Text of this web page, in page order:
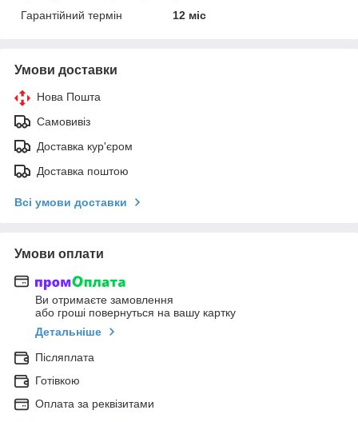
Гарантійний термін
12 міс
Умови доставки
Нова Пошта
Самовивіз
Доставка кур'єром
Доставка поштою
Всі умови доставки
Умови оплати
Ви отримаєте замовлення
або гроші повернуться на вашу картку
Детальніше
Післяплата
Готівкою
Оплата за реквізитами